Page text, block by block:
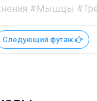
#Мышцы
Следующий футаж